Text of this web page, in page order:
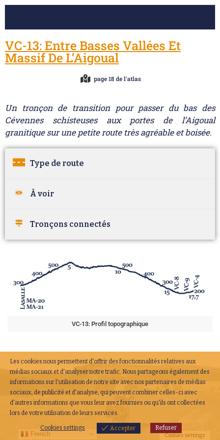
VC-13: Entre Basses Vallées Et
Massif De L’Aigoual
page 18 de l'atlas
Un tronçon de transition pour passer du bas des
Cévennes schisteuses aux portes de l’Aigoual
granitique sur une petite route très agréable et boisée.
Type de route
À voir
Tronçons connectés
VC-13: Profil topographique
French
Les cookies nous permettent d'offrir des fonctionnalités relatives aux
médias sociaux et d'analyser notre trafic. Nous partageons également des
informations sur l'utilisation de notre site avec nos partenaires de médias
sociaux, de publicité et d'analyse, qui peuvent combiner celles-ci avec
d'autres informations que vous leur avez fournies ou qu'ils ont collectées
lors de votre utilisation de leurs services.
Cookies settings Accepter Refuser
Cookies settings